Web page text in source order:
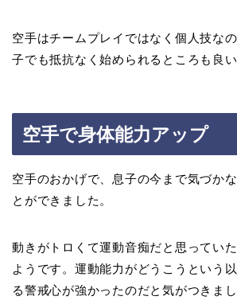
空手はチームプレイではなく個人技な
子でも抵抗なく始められるところも良い
空手で身体能力アップ
空手のおかげで、息子の今まで気づか
とができました。
動きがトロくて運動音痴だと思ってい
ようです。運動能力がどうこうという
る警戒心が強かったのだと気がつきまし